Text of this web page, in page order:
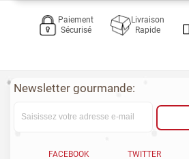
Paiement
Sécurisé
Livraison
Rapide
Newsletter gourmande:
FACEBOOK TWITTER